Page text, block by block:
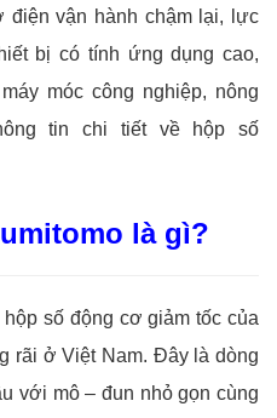
điện vận hành chậm lại, lực
bị có tính ứng dụng cao,
móc công nghiệp, nông
tin chi tiết về hộp số
là gì?
hộp số động cơ giảm tốc của
rãi ở Việt Nam. Đây là dòng
với mô – đun nhỏ gọn cùng